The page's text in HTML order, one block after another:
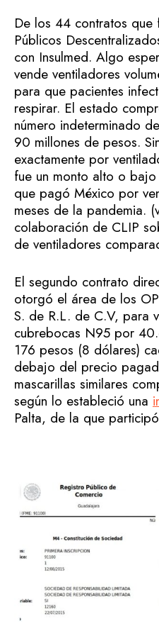
De los 44 contratos que
Públicos
con Insulmed. Algo
vende ventiladores
para que pacientes
respirar. El estado
número indeterminado
90 millones de pesos.
exactamente por
fue un monto alto o
que pagó México por
meses de la pandemia.
colaboración de CLIP
de ventiladores
El segundo contrato
otorgó el área de los
S. de R.L. de C.V, para
cubrebocas N95 por
176 pesos (8 dólares)
debajo del precio
mascarillas similares
según lo estableció una
Palta, de la que